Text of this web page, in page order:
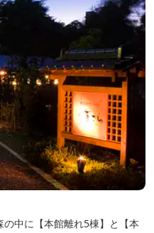
中に【本館離れ5棟】と【本